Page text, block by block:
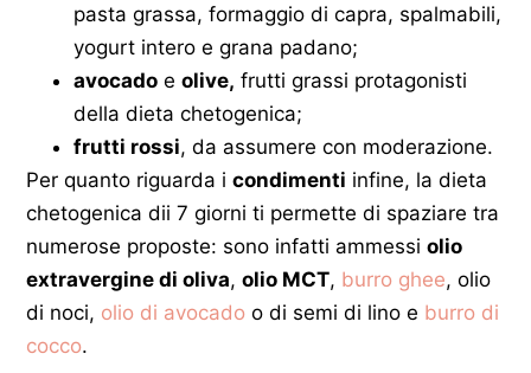
pasta grassa, formaggio di capra, spalmabili,
yogurt intero e grana padano;
avocado e olive, frutti grassi protagonisti
della dieta chetogenica;
frutti rossi, da assumere con moderazione.
Per quanto riguarda i condimenti infine, la dieta
chetogenica dii 7 giorni ti permette di spaziare tra
numerose proposte: sono infatti ammessi olio
extravergine di oliva, olio MCT, burro ghee, olio
di noci, olio di avocado o di semi di lino e burro di
cocco.